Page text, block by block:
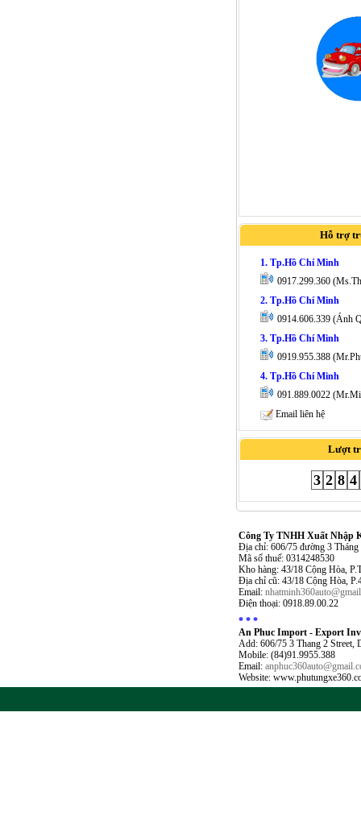
Hỗ trợ
1. Tp.Hồ Chí Minh
0917.299.360
2. Tp.Hồ Chí Minh
0914.606.339 (Ánh
3. Tp.Hồ Chí Minh
0919.955.388
4. Tp.Hồ Chí Minh
091.889.0022
Email liên hệ
Lượt
3 2 8 4
Công Ty TNHH Xuất Nhập
Địa chỉ: 606/75 đường 3
Mã số thuế: 0314248530
Kho hàng: 43/18 Cộng Hòa,
Địa chỉ cũ: 43/18 Cộng Hòa,
Email:
Điện thoại: 0918.89.00.22
* * *
An Phuc Import - Export
Add: 606/75 3 Thang 2 Street,
Mobile: (84)91.9955.388
Email:
Website: